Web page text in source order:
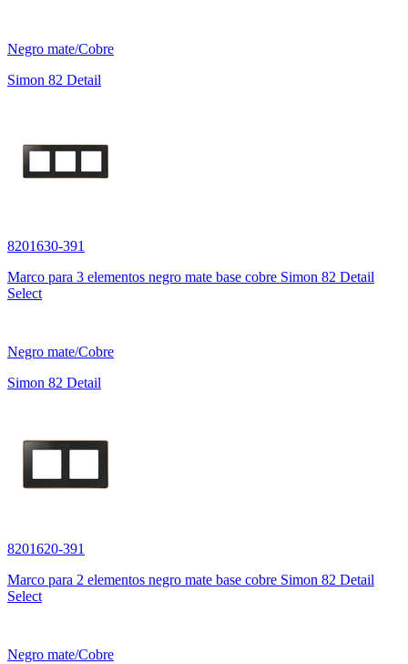
Negro mate/Cobre
Simon 82 Detail
8201630-391
Marco para 3 elementos negro mate base cobre Simon 82 Detail
Select
Negro mate/Cobre
Simon 82 Detail
8201620-391
Marco para 2 elementos negro mate base cobre Simon 82 Detail
Select
Negro mate/Cobre